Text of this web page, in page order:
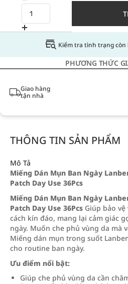
Kiểm tra tình trạng còn
PHƯƠNG THỨC
Giao hàng
tận nhà
THÔNG TIN SẢN PHẨM
Mô Tả
Miếng Dán Mụn Ban Ngày
Patch Day Use 36Pcs
Miếng Dán Mụn Ban Ngày
Patch Day Use 36Pcs Giúp bảo
cách kín đáo, mang lại cảm giác
ngày. Muốn che phủ vùng da mà
Miếng dán mụn trong suốt
cho routine ban ngày.
Ưu điểm nổi bật:
Giúp che phủ vùng da cần